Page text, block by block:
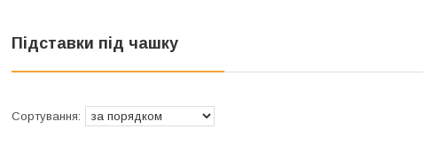
Підставки під чашку